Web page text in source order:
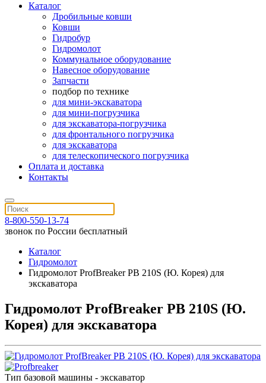
Каталог
Дробильные ковши
Ковши
Гидробур
Гидромолот
Коммунальное оборудование
Навесное оборудование
Запчасти
подбор по технике
для мини-экскаватора
для мини-погрузчика
для экскаватора-погрузчика
для фронтального погрузчика
для экскаватора
для телескопического погрузчика
Оплата и доставка
Контакты
8-800-550-13-74
звонок по России бесплатный
Каталог
Гидромолот
Гидромолот ProfBreaker PB 210S (Ю. Корея) для
экскаватора
Гидромолот ProfBreaker PB 210S (Ю.
Корея) для экскаватора
Тип базовой машины - экскаватор